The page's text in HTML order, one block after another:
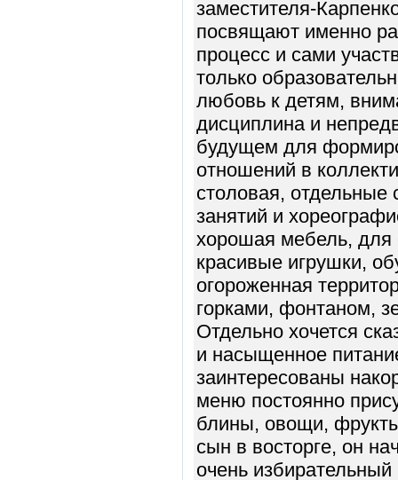
заместителя-
посвящают именно
процесс и сами
только
любовь к детям,
дисциплина и
будущем для
отношений в
столовая,
занятий и
хорошая мебель, для
красивые игрушки,
огороженная
горками, фонтаном,
Отдельно хочется
и насыщенное
заинтересованы
меню постоянно
блины, овощи,
сын в восторге, он
очень